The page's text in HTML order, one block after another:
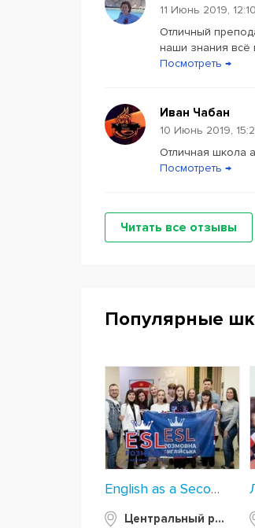
11 Июнь 2019, 12:10
Отличный
наши знания всё
Посмотреть →
Иван Чабан
10 Июнь 2019,
Отличная школа
Посмотреть →
Читать все отзывы
Популярные
English as a Second Language
Центральный район